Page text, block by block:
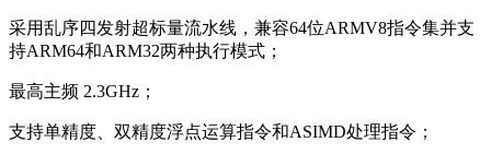
采用乱序四发射超标量流水线，兼容64位ARMV8指令集并支
持ARM64和ARM32两种执行模式；
最高主频 2.3GHz；
支持单精度、双精度浮点运算指令和ASIMD处理指令；